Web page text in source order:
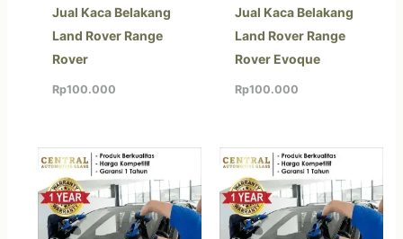
Jual Kaca Belakang
Land Rover Range
Rover
Rp100.000
Jual Kaca Belakang
Land Rover Range
Rover Evoque
Rp100.000